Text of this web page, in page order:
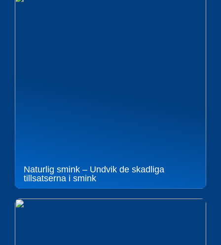
Naturlig smink – Undvik de skadliga
tillsatserna i smink